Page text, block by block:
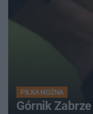
PIŁKA NOŻNA
Górnik